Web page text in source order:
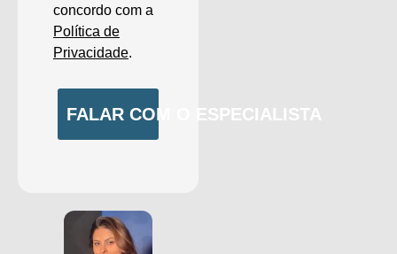
concordo com a
Política de
Privacidade.
FALAR COM O ESPECIALISTA